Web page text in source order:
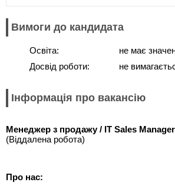
Вимоги до кандидата
Освіта:
Досвід роботи:
не має
не
Інформація про вакансію
Менеджер з продажу / IT Sales Manager
(Віддалена робота)
Про нас: